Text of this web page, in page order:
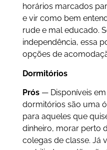
horários marcados
e vir como bem
rude e mal educado.
independência, essa
opções de
Dormitórios
Prós— Disponíveis
dormitórios são uma
para aqueles que
dinheiro, morar perto
colegas de classe. Já